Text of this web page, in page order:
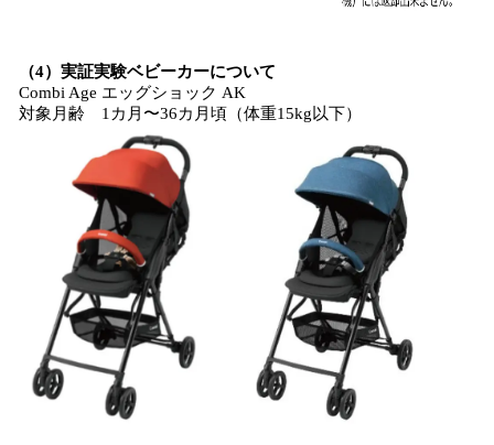
（4）実証実験ベビーカーについて
Combi Age エッグショック AK
対象月齢 1カ月〜36カ月頃（体重15kg以下）